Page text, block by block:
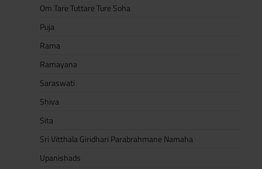
Om Tare Tuttare Ture Soha
Puja
Rama
Ramayana
Saraswati
Shiva
Sita
Sri Vitthala Giridhari Parabrahmane Namaha
Upanishads